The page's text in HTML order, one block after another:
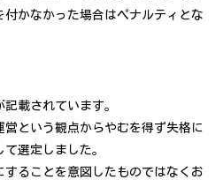
かなかった場合はペナルティとな
載されています。
という観点からやむを得ず失格に
選定しました。
することを意図したものではなくお